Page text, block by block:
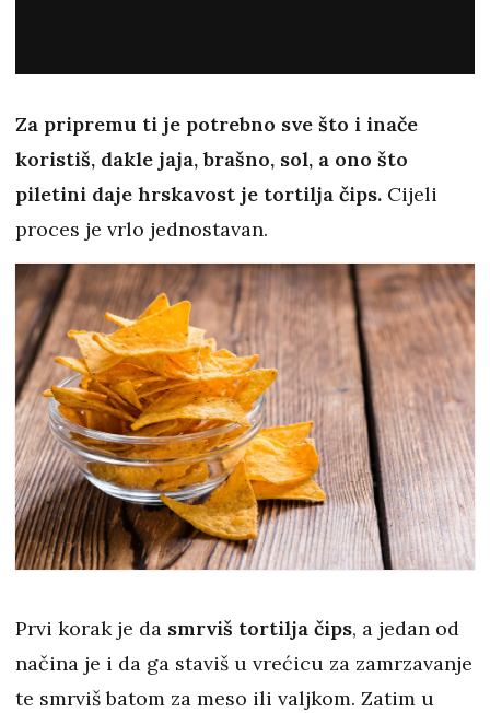
Za pripremu ti je potrebno sve što i inače
koristiš, dakle jaja, brašno, sol, a ono što
piletini daje hrskavost je tortilja čips. Cijeli
proces je vrlo jednostavan.
Prvi korak je da smrviš tortilja čips, a jedan od
načina je i da ga staviš u vrećicu za zamrzavanje
te smrviš batom za meso ili valjkom. Zatim u